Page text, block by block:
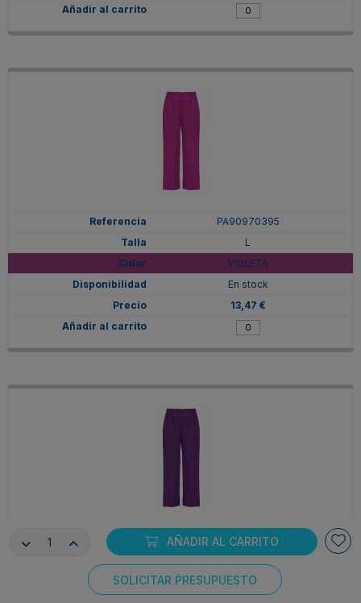
AÑADIR AL CARRITO
SOLICITAR PRESUPUESTO
PA90970395
L
VIOLETA
En stock
13,47 €
PA909703988
L
UVA
Consentimiento de cookies